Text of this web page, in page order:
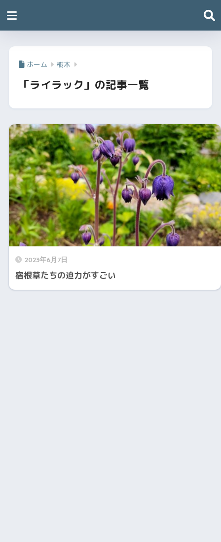
ホーム 樹木
「ライラック」の記事一覧
2023年6月7日
宿根草たちの迫力がすごい